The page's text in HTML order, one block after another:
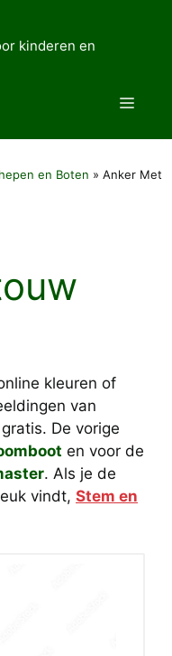
kinderen en
Menu
en Boten » Anker Met
kleuren of
van
gratis. De vorige
en voor de
. Als je de
vindt, Stem en